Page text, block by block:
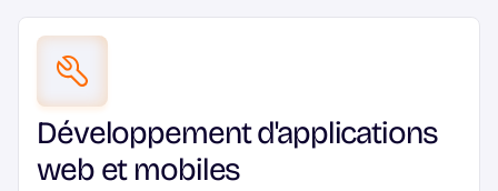
Développement d'applications
web et mobiles